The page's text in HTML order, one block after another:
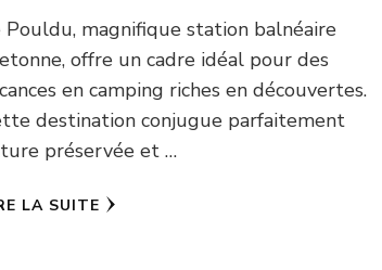
Pouldu, magnifique station balnéaire
offre un cadre idéal pour des
en camping riches en découvertes.
destination conjugue parfaitement
préservée et …
LA SUITE